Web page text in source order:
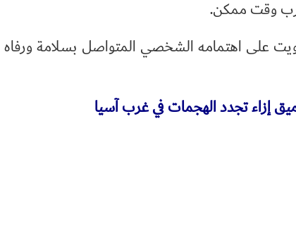
وقت ممكن.
على اهتمامه الشخصي المتواصل بسلامة ورفاه
إزاء تجدد الهجمات في غرب آسيا